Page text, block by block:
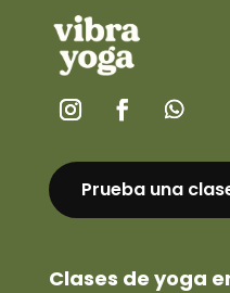
Prueba una
Clases de yoga